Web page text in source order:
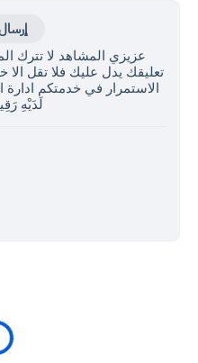
عزيزي المشاهد لا تترك
تعليقك يدل عليك فلا تقل الا
الاستمرار في خدمتكم
لَدَيْهِ